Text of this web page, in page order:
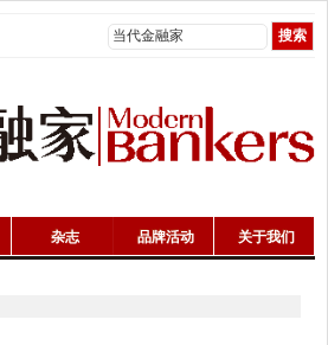
杂志 品牌活动 关于我们